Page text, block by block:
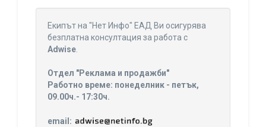
Уважаеми рекламодатели, с настоящото съобщение
бихме искали да Ви уведомим, че „Нет Инфо“ ЕАД (
прекратява услугата Adwiseсчитано от
г
Eкипът на "Нет Инфо" ЕАД Ви осигурява
безплатна консултация за работа с
Adwise.
Отдел "Реклама и продажби"
Работно време: понеделник - петък,
09.00ч.- 17:30ч.
email: